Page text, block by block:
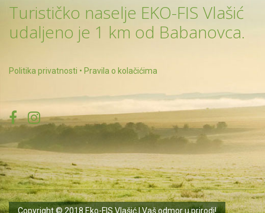
Turističko naselje EKO-FIS Vlašić
udaljeno je 1 km od Babanovca.
Politika privatnosti • Pravila o kolačićima
Copyright © 2018 Eko-FIS Vlašić | Vaš odmor u prirodi!